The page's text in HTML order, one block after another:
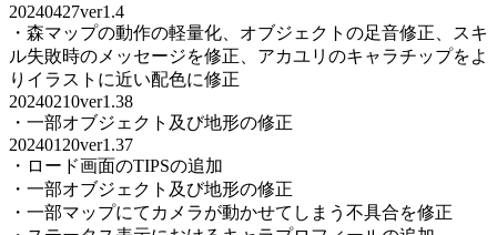
20240427ver1.4
・森マップの動作の軽量化、オブジェクトの足音修正、スキ
ル失敗時のメッセージを修正、アカユリのキャラチップをよ
りイラストに近い配色に修正
20240210ver1.38
・一部オブジェクト及び地形の修正
20240120ver1.37
・ロード画面のTIPSの追加
・一部オブジェクト及び地形の修正
・一部マップにてカメラが動かせてしまう不具合を修正